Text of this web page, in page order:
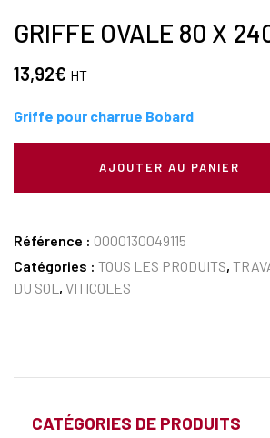
GRIFFE OVALE 80 X
13,92€ HT
Griffe pour charrue Bobard
AJOUTER AU PANIER
Référence : 0000130049115
Catégories : TOUS LES PRODUITS,
DU SOL , VITICOLES
CATÉGORIES DE PRODUITS